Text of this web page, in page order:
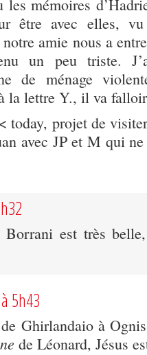
les mémoires
être avec elles,
amie nous a
un peu triste.
de ménage
la lettre Y., il va
today, projet de
avec JP et M qui
Borrani est très
5h43
Ghirlandaio à
de Léonard, Jésus